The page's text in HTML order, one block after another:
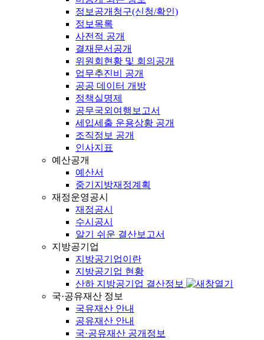
정보공개청구(신청/확인)
정보목록
사전적 공개
결재문서공개
위원회현황 및 회의공개
업무추진비 공개
공공 데이터 개방
정책실명제
공무국외여행보고서
세입세출 운용상황 공개
조직정보 공개
인사지표
예산공개
예산서
중기지방재정계획
재정운영공시
재정공시
수시공시
알기 쉬운 결산보고서
지방공기업
지방공기업이란
지방공기업 현황
산하 지방공기업 결산정보
국·공유재산 정보
국유재산 안내
공유재산 안내
국·공유재산 공개정보